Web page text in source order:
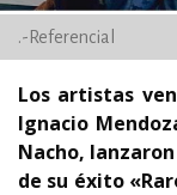
.-Referencial
Los artistas
Ignacio
Nacho,
de su éxito